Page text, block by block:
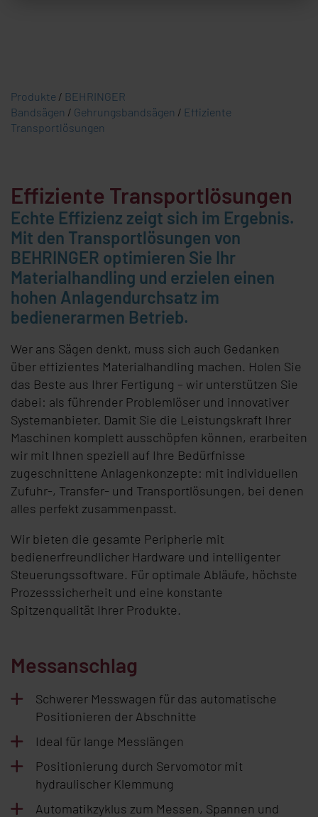
Produkte / BEHRINGER
Bandsägen / Gehrungsbandsägen / Effiziente
Transportlösungen
Effiziente Transportlösungen
Echte Effizienz zeigt sich im Ergebnis.
Mit den Transportlösungen von
BEHRINGER optimieren Sie Ihr
Materialhandling und erzielen einen
hohen Anlagendurchsatz im
bedienerarmen Betrieb.
Wer ans Sägen denkt, muss sich auch Gedanken
über effizientes Materialhandling machen. Holen Sie
das Beste aus Ihrer Fertigung – wir unterstützen Sie
dabei: als führender Problemlöser und innovativer
Systemanbieter. Damit Sie die Leistungskraft Ihrer
Maschinen komplett ausschöpfen können, erarbeiten
wir mit Ihnen speziell auf Ihre Bedürfnisse
zugeschnittene Anlagenkonzepte: mit individuellen
Zufuhr-, Transfer- und Transportlösungen, bei denen
alles perfekt zusammenpasst.
Wir bieten die gesamte Peripherie mit
bedienerfreundlicher Hardware und intelligenter
Steuerungssoftware. Für optimale Abläufe, höchste
Prozesssicherheit und eine konstante
Spitzenqualität Ihrer Produkte.
Messanschlag
Schwerer Messwagen für das automatische
Positionieren der Abschnitte
Ideal für lange Messlängen
Positionierung durch Servomotor mit
hydraulischer Klemmung
Automatikzyklus zum Messen, Spannen und